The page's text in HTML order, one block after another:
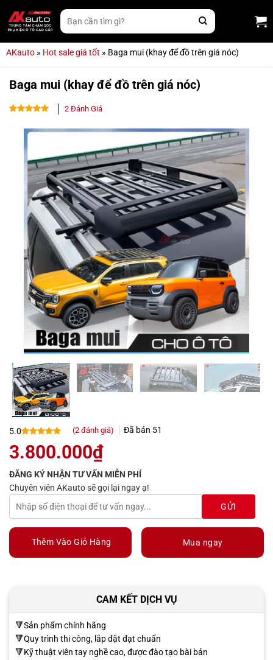
qua
nội
Tìm
kiếm:
AKauto » Hot sale giá tốt » Baga mui (khay để đồ trên giá nóc)
Baga mui (khay để đồ trên giá nóc)
dựa trên
2Đánh Giá
5.0
5.0trên 5
dựa trên
(2đánh giá) Đã bán 51
3.800.000₫
ĐĂNG KÝ NHẬN TƯ VẤN MIỄN PHÍ
Chuyên viên AKauto sẽ gọi lại ngay ạ!
Thêm Vào Giỏ Hàng Mua ngay
CAM KẾT DỊCH VỤ
🔻Sản phẩm chính hãng
🔻Quy trình thi công, lắp đặt đạt chuẩn
🔻Kỹ thuật viên tay nghề cao, được đào tạo bài bản